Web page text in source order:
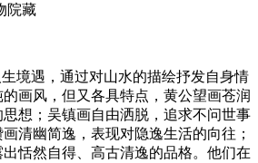
院藏
境遇，通过对山水的描绘抒发自身情
画风，但又各具特点，黄公望画苍润
想；吴镇画自由洒脱，追求不问世事
清幽简逸，表现对隐逸生活的向往；
恬然自得、高古清逸的品格。他们在